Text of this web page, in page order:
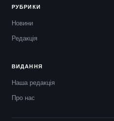
РУБРИКИ
Новини
Редакція
ВИДАННЯ
Наша редакція
Про нас